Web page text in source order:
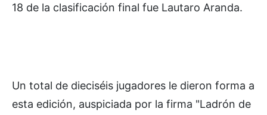
18 de la clasificación final fue Lautaro Aranda.
Un total de dieciséis jugadores le dieron forma a
esta edición, auspiciada por la firma "Ladrón de